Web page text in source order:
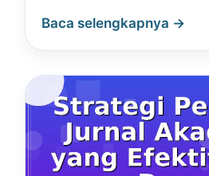
Baca selengkapnya →